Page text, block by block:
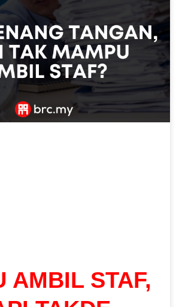
AMBIL STAF,